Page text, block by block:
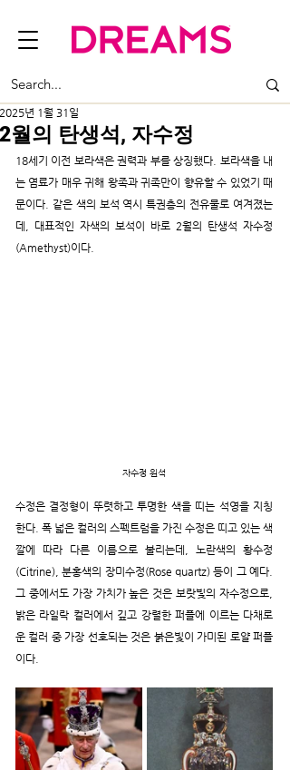
2월의 탄생석, 자수정
2025년 1월 31일
18세기 이전 보라색은 권력과 부를 상징했다. 보라색을 내
는 염료가 매우 귀해 왕족과 귀족만이 향유할 수 있었기 때
문이다. 같은 색의 보석 역시 특권층의 전유물로 여겨졌는
데, 대표적인 자색의 보석이 바로 2월의 탄생석 자수정
(Amethyst)이다.
자수정 원석
수정은 결정형이 뚜렷하고 투명한 색을 띠는 석영을 지칭
한다. 폭 넓은 컬러의 스펙트럼을 가진 수정은 띠고 있는 색
깔에 따라 다른 이름으로 불리는데, 노란색의 황수정
(Citrine), 분홍색의 장미수정(Rose quartz) 등이 그 예다.
그 중에서도 가장 가치가 높은 것은 보랏빛의 자수정으로,
밝은 라일락 컬러에서 깊고 강렬한 퍼플에 이르는 다채로
운 컬러 중 가장 선호되는 것은 붉은빛이 가미된 로얄 퍼플
이다.